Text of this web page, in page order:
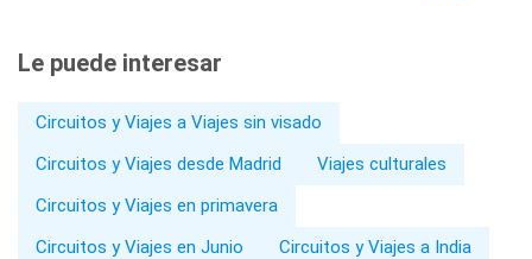
Le puede interesar
Circuitos y Viajes a Viajes sin visado
Circuitos y Viajes desde Madrid
Viajes culturales
Circuitos y Viajes en primavera
Circuitos y Viajes en Junio
Circuitos y Viajes a India